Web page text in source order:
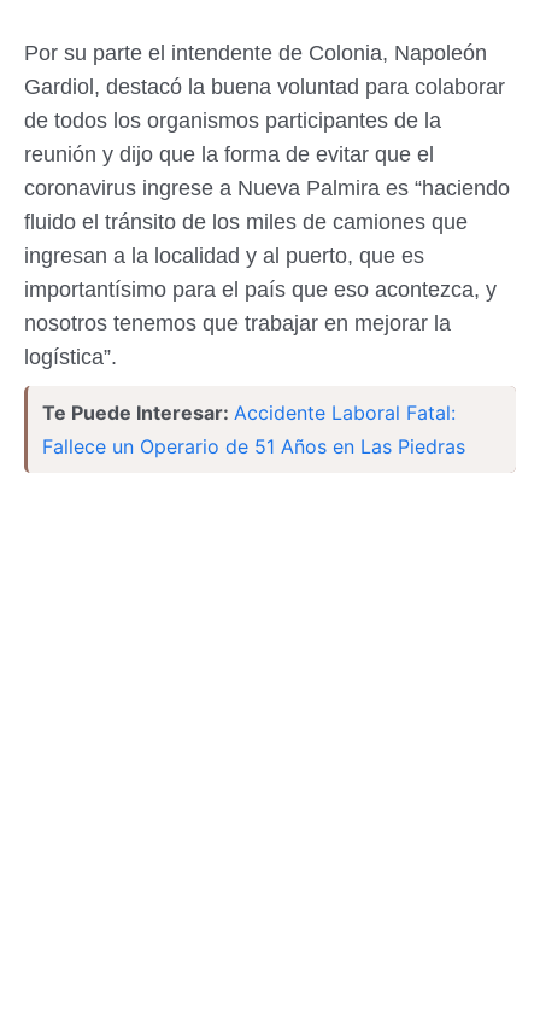
Por su parte el intendente de Colonia, Napoleón
Gardiol, destacó la buena voluntad para colaborar
de todos los organismos participantes de la
reunión y dijo que la forma de evitar que el
coronavirus ingrese a Nueva Palmira es “haciendo
fluido el tránsito de los miles de camiones que
ingresan a la localidad y al puerto, que es
importantísimo para el país que eso acontezca, y
nosotros tenemos que trabajar en mejorar la
logística”.
Te Puede Interesar: Accidente Laboral Fatal:
Fallece un Operario de 51 Años en Las Piedras